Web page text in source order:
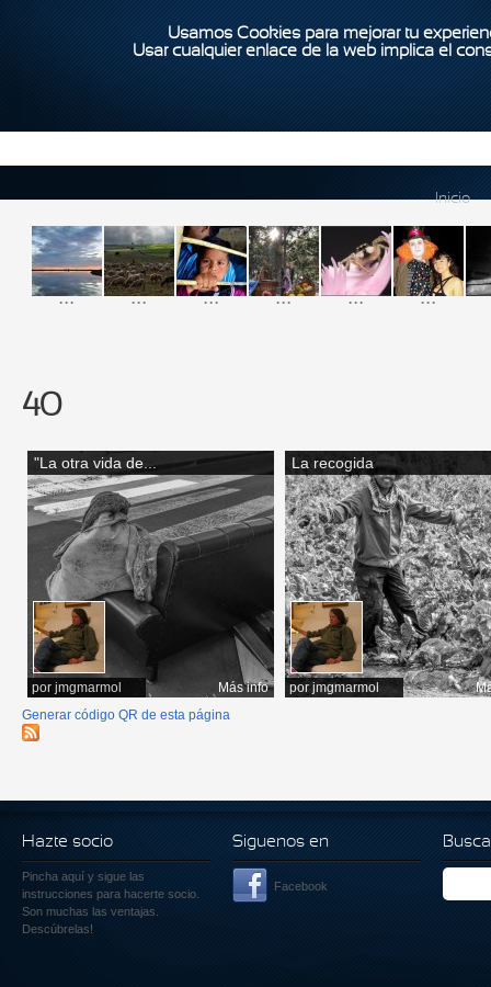
Usamos Cookies para mejorar tu
Usar cualquier enlace de la web implica el
Inicio
... ... ... ... ... ...
40
"La otra vida de...
por jmgmarmol Más info
La recogida
por jmgmarmol
Generar código QR de esta página
Hazte socio
Pincha aquí y sigue las
instrucciones para hacerte socio.
Son muchas las ventajas.
Descúbrelas!
Siguenos en
Facebook